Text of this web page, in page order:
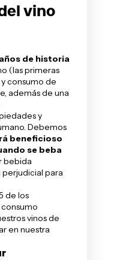
vino
de historia
(las primeras
consumo de
además de una
y
Debemos
beneficioso
se beba
bebida
para
de los
vinos de
en nuestra